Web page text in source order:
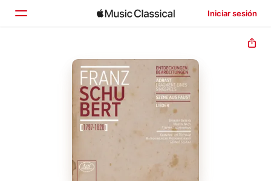
Iniciar sesión